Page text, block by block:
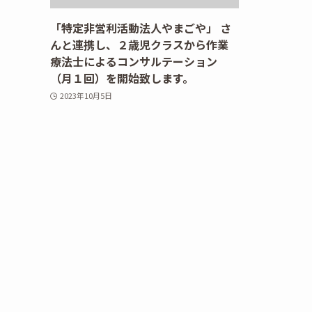
「特定非営利活動法人やまごや」 さ
んと連携し、２歳児クラスから作業
療法士によるコンサルテーション
（月１回）を開始致します。
2023年10月5日